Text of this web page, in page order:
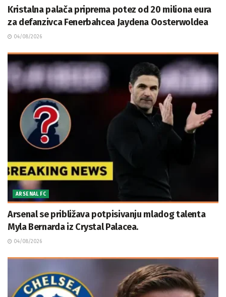
Kristalna palača priprema potez od 20 miliona eura
za defanzivca Fenerbahcea Jaydena Oosterwoldea
04/08/2026
ARSENAL FC
Arsenal se približava potpisivanju mladog talenta
Myla Bernarda iz Crystal Palacea.
04/08/2026